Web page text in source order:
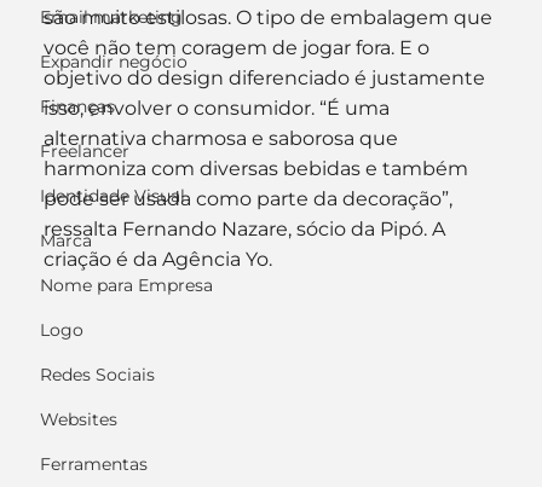
Email marketing
Expandir negócio
Finanças
Freelancer
Identidade Visual
Marca
Nome para Empresa
Logo
Redes Sociais
Websites
Ferramentas
são muito estilosas. O tipo de embalagem que
você não tem coragem de jogar fora. E o
objetivo do design diferenciado é justamente
isso, envolver o consumidor. “É uma
alternativa charmosa e saborosa que
harmoniza com diversas bebidas e também
pode ser usada como parte da decoração”,
ressalta Fernando Nazare, sócio da Pipó. A
criação é da Agência Yo.